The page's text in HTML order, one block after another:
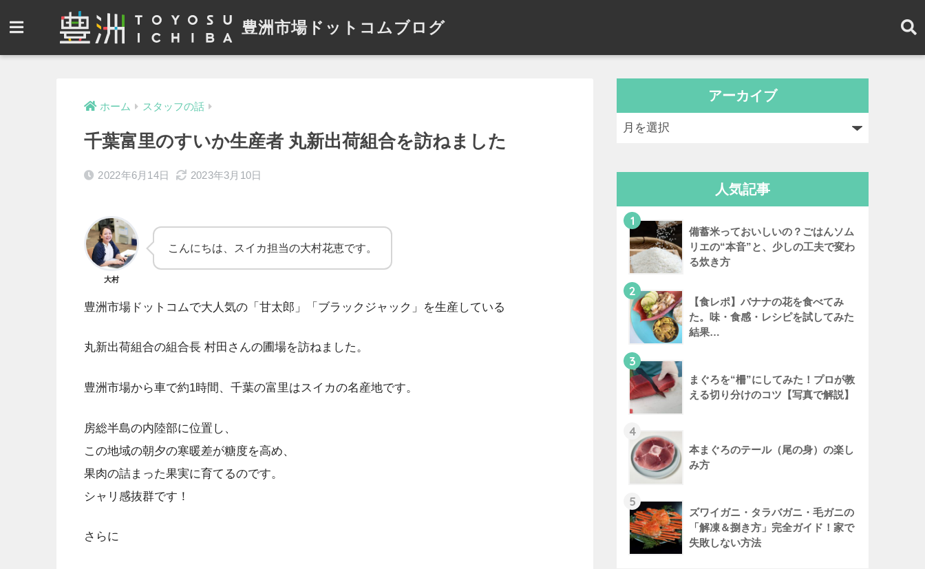
豊洲市場ドットコムブログ
ホーム スタッフの話
千葉富里のすいか生産者 丸新出荷組合を訪ねました
2022年6月14日 2023年3月10日
大村
こんにちは、スイカ担当の大村花恵です。
豊洲市場ドットコムで大人気の「甘太郎」「ブラックジャック」を生産している
丸新出荷組合の組合長 村田さんの圃場を訪ねました。
豊洲市場から車で約1時間、千葉の富里はスイカの名産地です。
房総半島の内陸部に位置し、
この地域の朝夕の寒暖差が糖度を高め、
果肉の詰まった果実に育てるのです。
シャリ感抜群です！
さらに
アーカイブ
人気記事
1
備蓄米っておいしいの？ごはんソム
リエの“本音”と、少しの工夫で変わ
る炊き方
2
【食レポ】バナナの花を食べてみ
た。味・食感・レシピを試してみた
結果…
3
まぐろを“柵”にしてみた！プロが教
える切り分けのコツ【写真で解説】
4
本まぐろのテール（尾の身）の楽し
み方
5
ズワイガニ・タラバガニ・毛ガニの
「解凍＆捌き方」完全ガイド！家で
失敗しない方法